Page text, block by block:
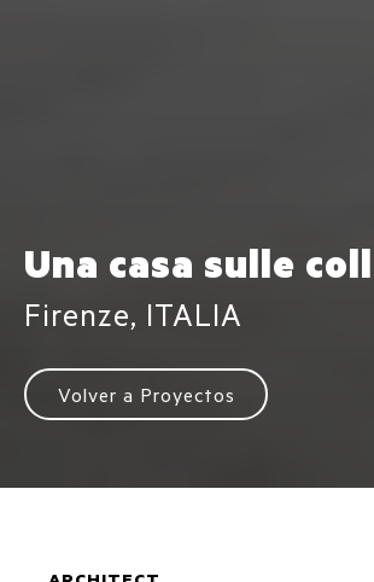
Una casa sulle
Firenze, ITALIA
Volver a Proyectos